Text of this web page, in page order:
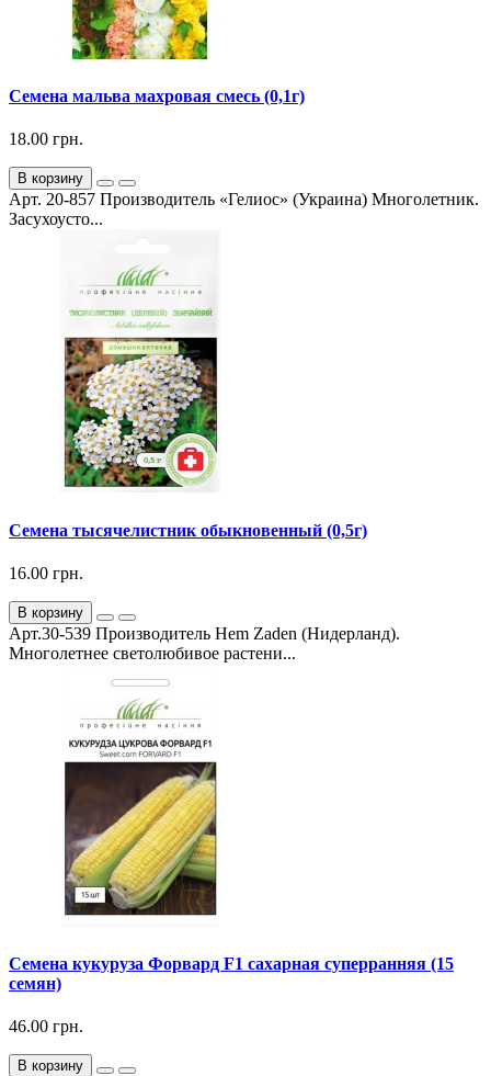
Семена мальва махровая смесь (0,1г)
18.00 грн.
В корзину
Арт. 20-857 Производитель «Гелиос» (Украина) Многолетник.
Засухоусто...
Семена тысячелистник обыкновенный (0,5г)
16.00 грн.
В корзину
Арт.30-539 Производитель Hem Zaden (Нидерланд).
Многолетнее светолюбивое растени...
Семена кукуруза Форвард F1 сахарная суперранняя (15
семян)
46.00 грн.
В корзину